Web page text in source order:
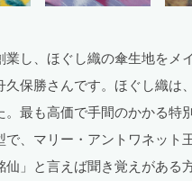
業し、ほぐし織の傘生地をメ
久保勝さんです。ほぐし織は
。最も高価で手間のかかる特
で、マリー・アントワネット
仙」と言えば聞き覚えがある